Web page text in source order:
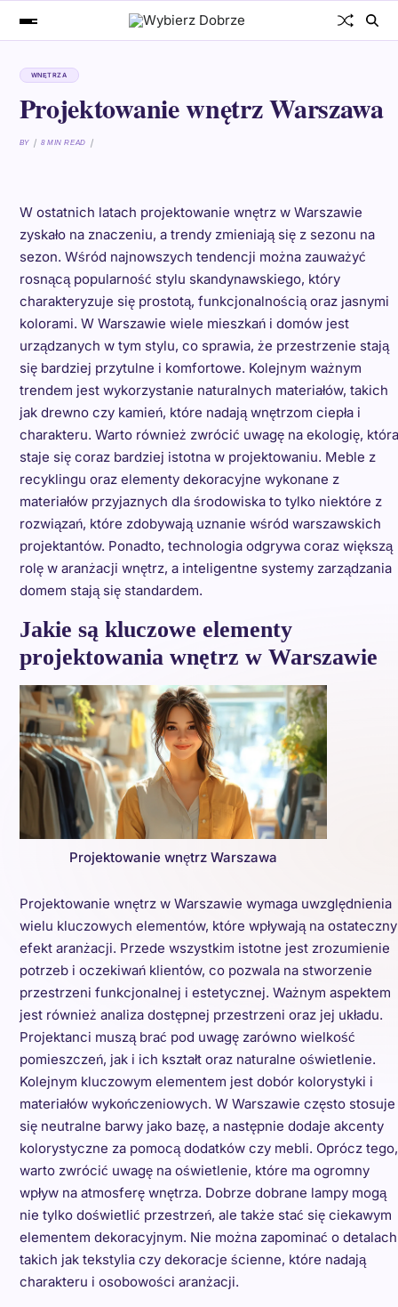
WNĘTRZA
Projektowanie wnętrz Warszawa
BY 8 MIN READ
W ostatnich latach projektowanie wnętrz w Warszawie
zyskało na znaczeniu, a trendy zmieniają się z sezonu na
sezon. Wśród najnowszych tendencji można zauważyć
rosnącą popularność stylu skandynawskiego, który
charakteryzuje się prostotą, funkcjonalnością oraz jasnymi
kolorami. W Warszawie wiele mieszkań i domów jest
urządzanych w tym stylu, co sprawia, że przestrzenie stają
się bardziej przytulne i komfortowe. Kolejnym ważnym
trendem jest wykorzystanie naturalnych materiałów, takich
jak drewno czy kamień, które nadają wnętrzom ciepła i
charakteru. Warto również zwrócić uwagę na ekologię, która
staje się coraz bardziej istotna w projektowaniu. Meble z
recyklingu oraz elementy dekoracyjne wykonane z
materiałów przyjaznych dla środowiska to tylko niektóre z
rozwiązań, które zdobywają uznanie wśród warszawskich
projektantów. Ponadto, technologia odgrywa coraz większą
rolę w aranżacji wnętrz, a inteligentne systemy zarządzania
domem stają się standardem.
Jakie są kluczowe elementy
projektowania wnętrz w Warszawie
Projektowanie wnętrz Warszawa
Projektowanie wnętrz w Warszawie wymaga uwzględnienia
wielu kluczowych elementów, które wpływają na ostateczny
efekt aranżacji. Przede wszystkim istotne jest zrozumienie
potrzeb i oczekiwań klientów, co pozwala na stworzenie
przestrzeni funkcjonalnej i estetycznej. Ważnym aspektem
jest również analiza dostępnej przestrzeni oraz jej układu.
Projektanci muszą brać pod uwagę zarówno wielkość
pomieszczeń, jak i ich kształt oraz naturalne oświetlenie.
Kolejnym kluczowym elementem jest dobór kolorystyki i
materiałów wykończeniowych. W Warszawie często stosuje
się neutralne barwy jako bazę, a następnie dodaje akcenty
kolorystyczne za pomocą dodatków czy mebli. Oprócz tego,
warto zwrócić uwagę na oświetlenie, które ma ogromny
wpływ na atmosferę wnętrza. Dobrze dobrane lampy mogą
nie tylko doświetlić przestrzeń, ale także stać się ciekawym
elementem dekoracyjnym. Nie można zapominać o detalach
takich jak tekstylia czy dekoracje ścienne, które nadają
charakteru i osobowości aranżacji.